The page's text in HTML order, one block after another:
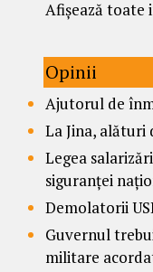
Afișează toate
Opinii
Ajutorul de
La Jina, alături
Legea
siguranței
Demolatorii
Guvernul
militare